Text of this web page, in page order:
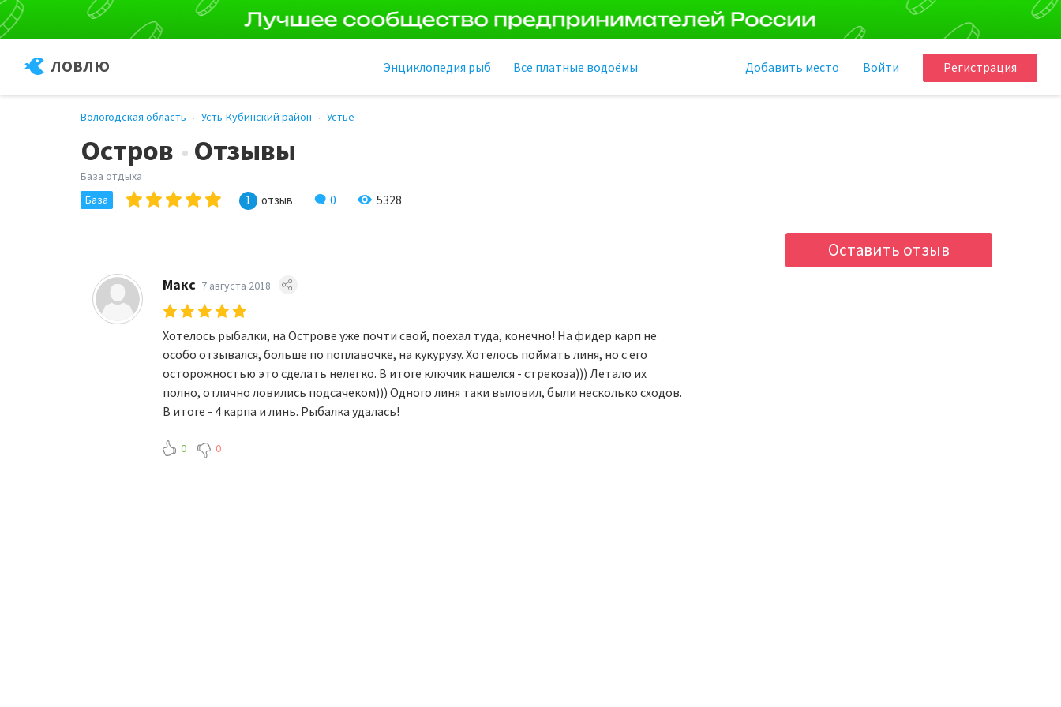
ЛОВЛЮ Регистрация
Войти
Добавить место
Энциклопедия рыб Все платные водоёмы
Вологодская область Усть-Кубинский район Устье
Остров Отзывы
База отдыха
База
1 отзыв 0 5328
Макс 7 августа 2018
Хотелось рыбалки, на Острове уже почти свой, поехал туда, конечно! На фидер карп не
особо отзывался, больше по поплавочке, на кукурузу. Хотелось поймать линя, но с его
осторожностью это сделать нелегко. В итоге ключик нашелся - стрекоза))) Летало их
полно, отлично ловились подсачеком))) Одного линя таки выловил, были несколько сходов.
В итоге - 4 карпа и линь. Рыбалка удалась!
0 0
Оставить отзыв